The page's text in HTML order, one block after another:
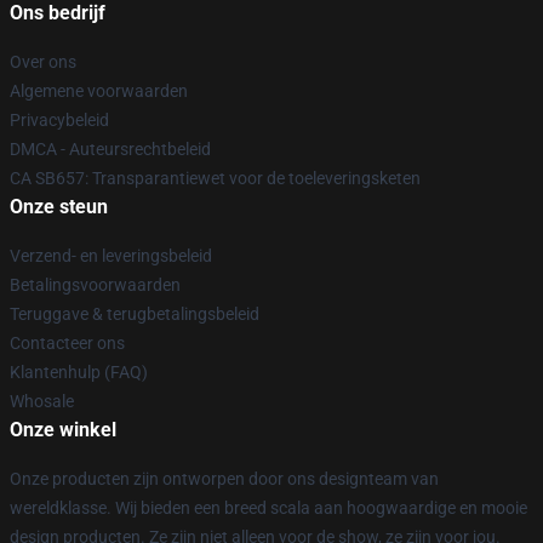
Ons bedrijf
Over ons
Algemene voorwaarden
Privacybeleid
DMCA - Auteursrechtbeleid
CA SB657: Transparantiewet voor de toeleveringsketen
Onze steun
Verzend- en leveringsbeleid
Betalingsvoorwaarden
Teruggave & terugbetalingsbeleid
Contacteer ons
Klantenhulp (FAQ)
Whosale
Onze winkel
Onze producten zijn ontworpen door ons designteam van
wereldklasse. Wij bieden een breed scala aan hoogwaardige en mooie
design producten. Ze zijn niet alleen voor de show, ze zijn voor jou.